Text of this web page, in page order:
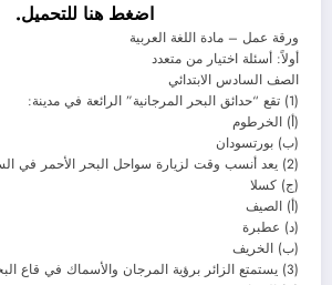
اضغط هنا للتحميل.
ورقة عمل – مادة اللغة العربية
أولاً: أسئلة اختيار من متعدد
الصف السادس الابتدائي
(1) تقع “حدائق البحر المرجانية” الرائعة في مدينة:
(أ) الخرطوم
(ب) بورتسودان
(2) يعد أنسب وقت لزيارة سواحل البحر الأحمر في السودان هو فصل:
(ج) كسلا
(أ) الصيف
(د) عطبرة
(ب) الخريف
(3) يستمتع الزائر برؤية المرجان والأسماك في قاع البحر من خلال: